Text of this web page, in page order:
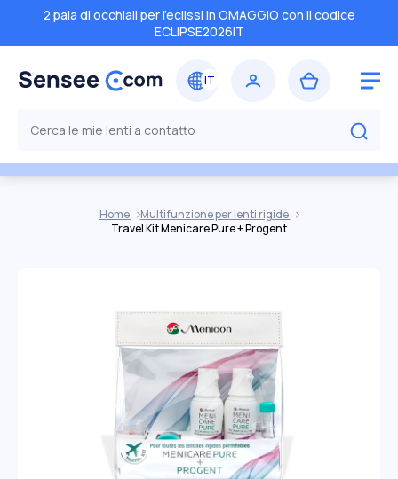
2 paia di occhiali per l'eclissi in OMAGGIO con il codice
ECLIPSE2026IT
Home
Multifunzione per lenti rigide
Travel Kit Menicare Pure + Progent